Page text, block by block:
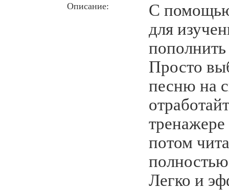
Описание:
С
для
Просто
песню на
потом
Легко и